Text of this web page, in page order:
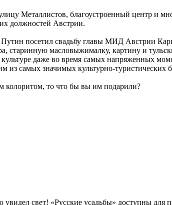
Металлистов, благоустроенный центр и
должностей Австрии.
посетил свадьбу главы МИД Австрии
старинную масловыжималку, картину и
даже во время самых напряженных
из самых значимых культурно-туристических
колоритом, то что бы вы им подарили?
увидел свет! «Русские усадьбы» доступны